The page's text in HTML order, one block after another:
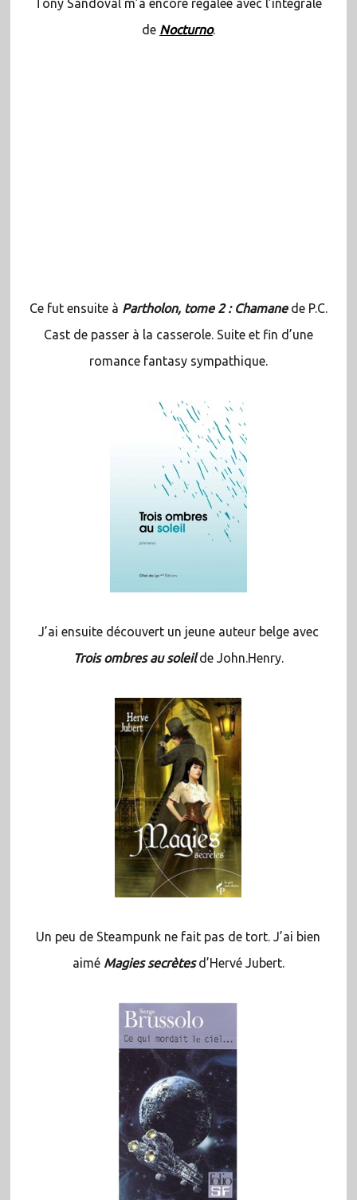
Tony Sandoval m’a encore régalée avec l’intégrale
de Nocturno.
Ce fut ensuite à Partholon, tome 2 : Chamanede P.C.
Cast de passer à la casserole. Suite et fin d’une
romance fantasy sympathique.
J’ai ensuite découvert un jeune auteur belge avec
Trois ombres au soleilde John.Henry.
Un peu de Steampunk ne fait pas de tort. J’ai bien
aimé Magies secrètesd’Hervé Jubert.